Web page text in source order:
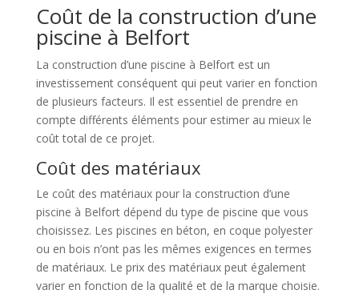
Coût de la construction d’une
piscine à Belfort
La construction d’une piscine à Belfort est un
investissement conséquent qui peut varier en fonction
de plusieurs facteurs. Il est essentiel de prendre en
compte différents éléments pour estimer au mieux le
coût total de ce projet.
Coût des matériaux
Le coût des matériaux pour la construction d’une
piscine à Belfort dépend du type de piscine que vous
choisissez. Les piscines en béton, en coque polyester
ou en bois n’ont pas les mêmes exigences en termes
de matériaux. Le prix des matériaux peut également
varier en fonction de la qualité et de la marque choisie.